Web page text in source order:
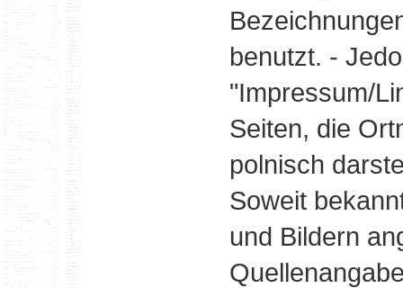
benutzt. -
"Impressum/
Seiten, die
polnisch
Soweit
und Bildern